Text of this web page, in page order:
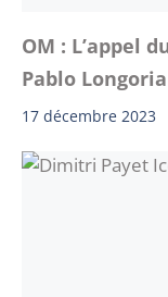
OM : L’appel
Pablo Longoria
17 décembre 2023